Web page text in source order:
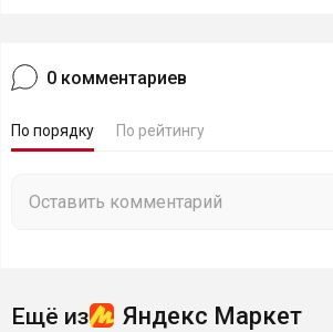
0 комментариев
По порядку По рейтингу
Ещё из Яндекс Маркет